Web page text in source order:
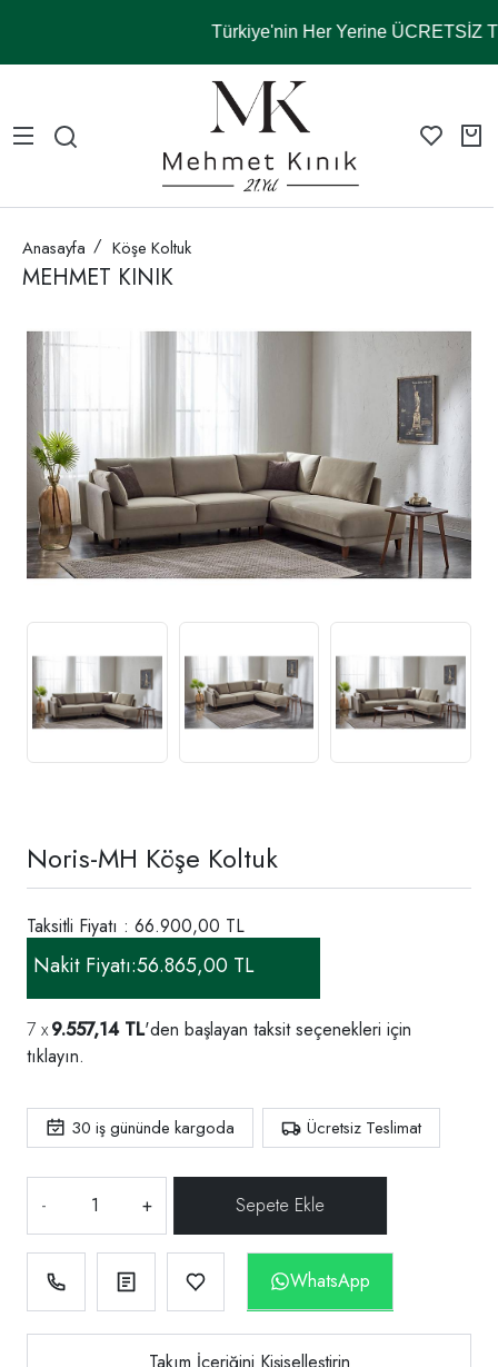
Türkiye'nin Her Yerine ÜCRETSİZ
Anasayfa Köşe Koltuk
MEHMET KINIK
Noris-MH Köşe Koltuk
Taksitli Fiyatı : 66.900,00 TL
Nakit Fiyatı:56.865,00 TL
9.557,14 TL'den başlayan taksit seçenekleri için
tıklayın.
30 iş gününde kargoda Ücretsiz Teslimat
- +
WhatsApp
Takım İçeriğini Kişiselleştirin